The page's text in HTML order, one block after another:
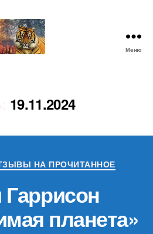
Меню
19.11.2024
Рубрики
НА ПРОЧИТАННОЕ
Гаррисон
планета»